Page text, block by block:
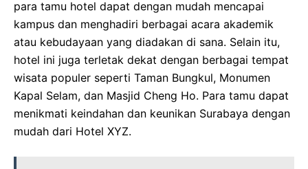
para tamu hotel dapat dengan mudah mencapai
kampus dan menghadiri berbagai acara akademik
atau kebudayaan yang diadakan di sana. Selain itu,
hotel ini juga terletak dekat dengan berbagai tempat
wisata populer seperti Taman Bungkul, Monumen
Kapal Selam, dan Masjid Cheng Ho. Para tamu dapat
menikmati keindahan dan keunikan Surabaya dengan
mudah dari Hotel XYZ.